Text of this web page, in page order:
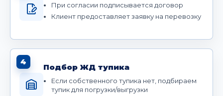
При согласии подписывается договор
Клиент предоставляет заявку на перевозку
4
Подбор ЖД тупика
Если собственного тупика нет, подбираем
тупик для погрузки/выгрузки